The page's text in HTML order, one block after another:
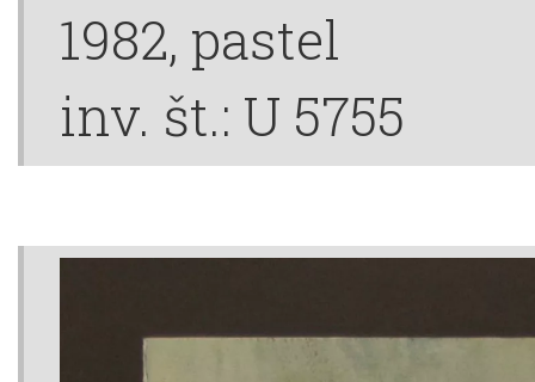
1982, pastel
inv. št.: U 5755